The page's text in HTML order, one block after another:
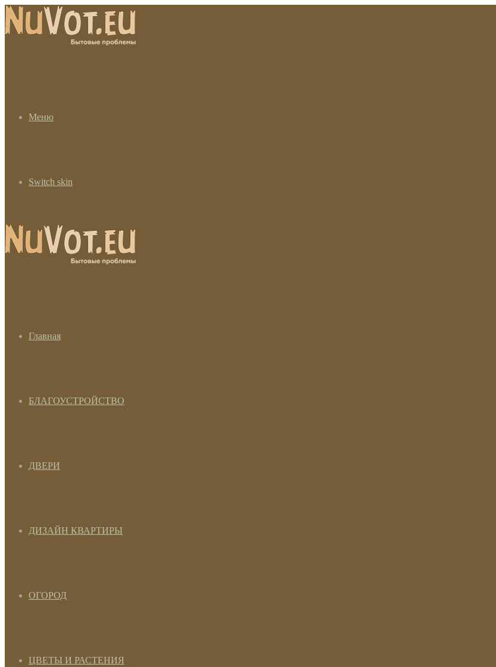
Меню
Switch skin
Главная
БЛАГОУСТРОЙСТВО
ДВЕРИ
ДИЗАЙН КВАРТИРЫ
ОГОРОД
ЦВЕТЫ И РАСТЕНИЯ